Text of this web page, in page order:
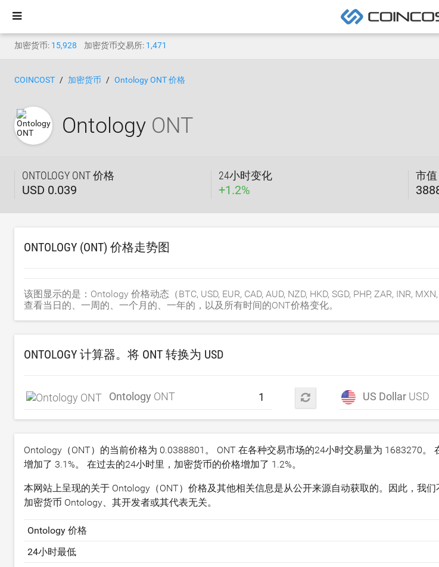
加密货币: 15,928 加密货币交易所: 1,471
COINCOST 加密货币 Ontology ONT 价格
Ontology ONT
ONTOLOGY ONT 价格
USD 0.039
24小时变化
+1.2%
市值
ONTOLOGY (ONT) 价格走势图
该图显示的是：Ontology 价格动态（BTC, USD, EUR, CAD, AUD, NZD, HKD, SGD, PHP, ZAR, INR,
查看当日的、一周的、一个月的、一年的，以及所有时间的ONT价格变化。
ONTOLOGY 计算器。将 ONT 转换为 USD
Ontology ONT US Dollar USD
Ontology（ONT）的当前价格为 0.0388801 。 ONT 在各种交易市场的24小时交易量为 1683270。
增加了 3.1%。 在过去的24小时里，加密货币的价格增加了 1.2%。
本网站上呈现的关于 Ontology（ONT）价格及其他相关信息是从公开来源自动获取的。因此，我们
加密货币 Ontology、其开发者或其代表无关。
Ontology 价格
24小时最低